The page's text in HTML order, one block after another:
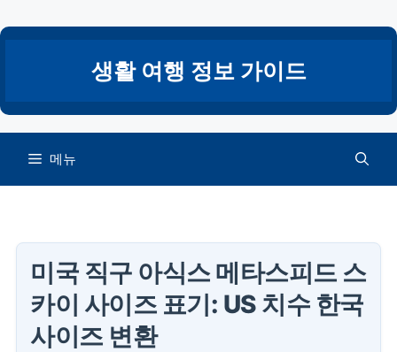
텐
건
너
생활 여행 정보 가이드
메뉴
미국 직구 아식스 메타스피드 스
카이 사이즈 표기: US 치수 한국
사이즈 변환